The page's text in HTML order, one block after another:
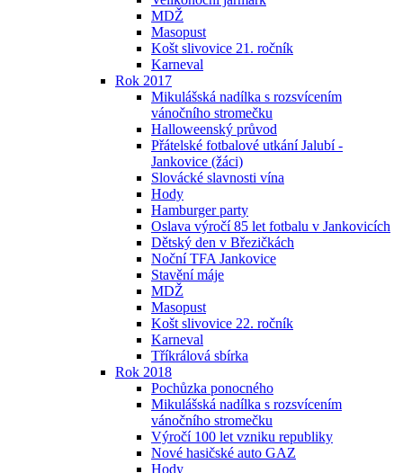
MDŽ
Masopust
Košt slivovice 21. ročník
Karneval
Rok 2017
Mikulášská nadílka s rozsvícením
vánočního stromečku
Halloweenský průvod
Přátelské fotbalové utkání Jalubí -
Jankovice (žáci)
Slovácké slavnosti vína
Hody
Hamburger party
Oslava výročí 85 let fotbalu v Jankovicích
Dětský den v Březičkách
Noční TFA Jankovice
Stavění máje
MDŽ
Masopust
Košt slivovice 22. ročník
Karneval
Tříkrálová sbírka
Rok 2018
Pochůzka ponocného
Mikulášská nadílka s rozsvícením
vánočního stromečku
Výročí 100 let vzniku republiky
Nové hasičské auto GAZ
Hody